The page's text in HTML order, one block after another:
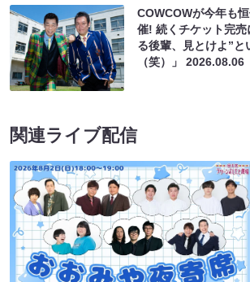
COWCOWが今年も
催! 続くチケット完
る後輩、見とけよ”と
（笑）」2026.08.06
関連ライブ配信